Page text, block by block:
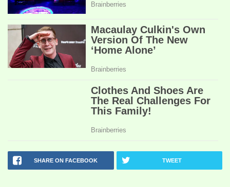
SHARE ON FACEBOOK TWEET